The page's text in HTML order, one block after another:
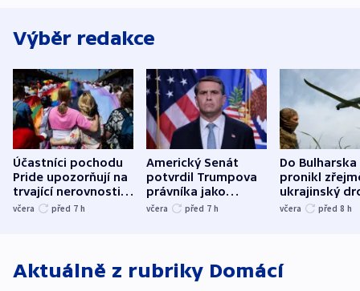
Výběr redakce
Účastníci pochodu
Pride upozorňují na
trvající nerovnosti i
společenskou
včera před 7 h
Americký Senát
potvrdil Trumpova
právníka jako
ministra
včera před 7 h
Do Bulharska
pronikl
ukrajinský
explodoval
včera před 8 h
Aktuálně z rubriky Domácí